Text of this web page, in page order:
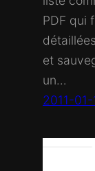
PDF qui
et
un…
2011-01-